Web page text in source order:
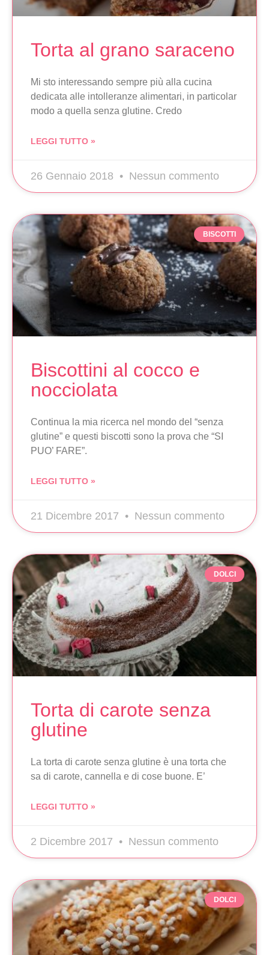
Torta al grano saraceno
Mi sto interessando sempre più alla cucina
dedicata alle intolleranze alimentari, in particolar
modo a quella senza glutine. Credo
LEGGI TUTTO »
26 Gennaio 2018 Nessun commento
BISCOTTI
Biscottini al cocco e
nocciolata
Continua la mia ricerca nel mondo del “senza
glutine” e questi biscotti sono la prova che “SI
PUO’ FARE”.
LEGGI TUTTO »
21 Dicembre 2017 Nessun commento
DOLCI
Torta di carote senza
glutine
La torta di carote senza glutine è una torta che
sa di carote, cannella e di cose buone. E’
LEGGI TUTTO »
2 Dicembre 2017 Nessun commento
DOLCI